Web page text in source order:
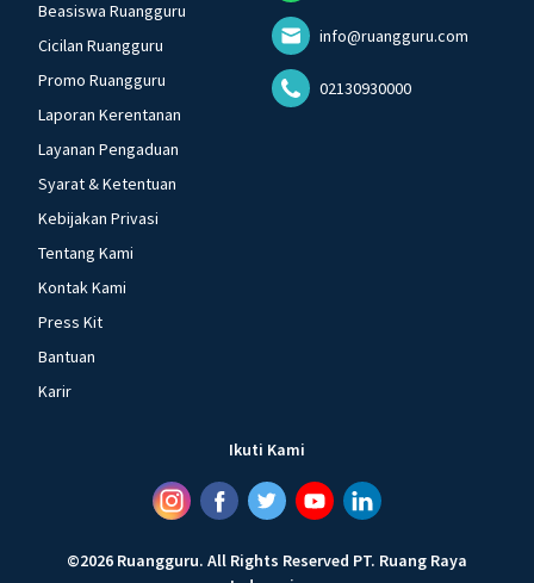
Beasiswa Ruangguru
Cicilan Ruangguru
Promo Ruangguru
Laporan Kerentanan
Layanan Pengaduan
Syarat & Ketentuan
Kebijakan Privasi
Tentang Kami
Kontak Kami
Press Kit
Bantuan
Karir
info@ruangguru.com
02130930000
Ikuti Kami
©2026 Ruangguru. All Rights Reserved PT. Ruang Raya